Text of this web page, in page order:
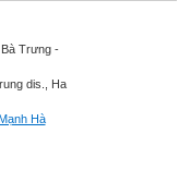
Trưng -
dis., Ha
Hà